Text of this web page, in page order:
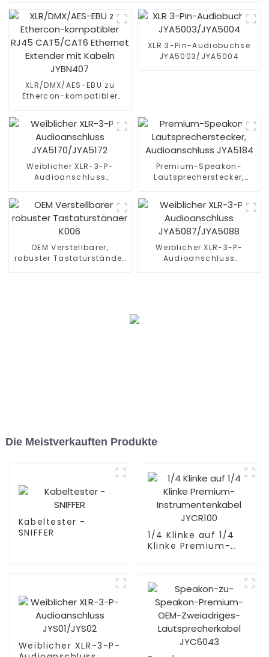
XLR/DMX/AES-EBU zu
Ethercon-kompatibler
JYBN407
XLR 3-Pin-Audiobuchse
JYA5003/JYA5004
Weiblicher XLR-3-P-
Audioanschluss
Premium-Speakon-
Lautsprecherstecker,
OEM Verstellbarer,
robuster Tastaturständer
Weiblicher XLR-3-P-
Audioanschluss
Die Meistverkauften Produkte
Kabeltester -
SNIFFER
1/4 Klinke auf 1/4
Klinke Premium-
Weiblicher XLR-3-P-